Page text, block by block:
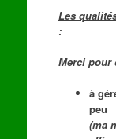
Les
:
Merci pour
à
peu
(ma